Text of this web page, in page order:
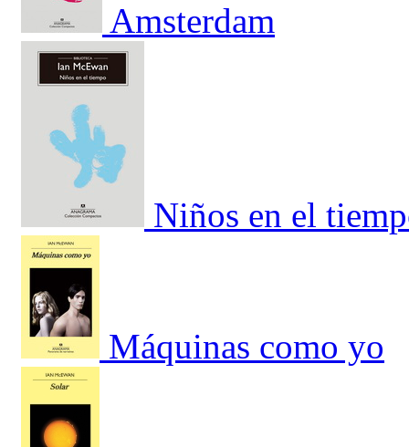
Amsterdam
Niños en el
Máquinas como yo